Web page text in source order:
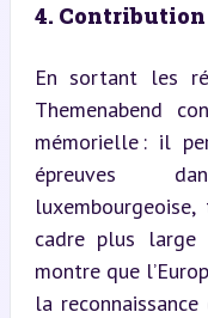
4.
En sortant les
Themenabend
mémorielle : il
épreuves
cadre plus large
montre que
la